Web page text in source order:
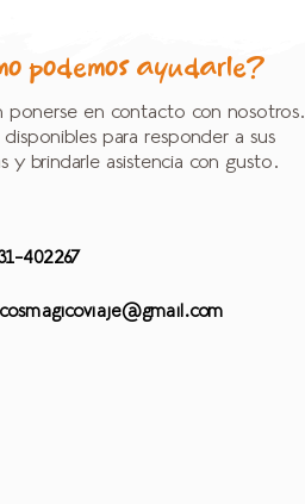
podemos ayudarle?
ponerse en contacto con nosotros.
disponibles para responder a sus
y brindarle asistencia con gusto.
402267